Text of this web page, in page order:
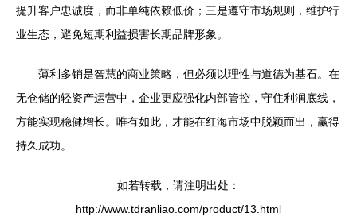
提升客户忠诚度，而非单纯依赖低价；三是遵守市场规则，维护行
业生态，避免短期利益损害长期品牌形象。
薄利多销是智慧的商业策略，但必须以理性与道德为基石。在
无仓储的轻资产运营中，企业更应强化内部管控，守住利润底线，
方能实现稳健增长。唯有如此，才能在红海市场中脱颖而出，赢得
持久成功。
如若转载，请注明出处：
http://www.tdranliao.com/product/13.html